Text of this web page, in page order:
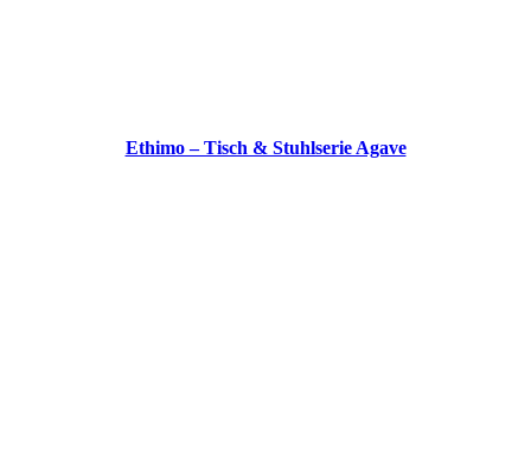
Ethimo – Tisch & Stuhlserie Agave